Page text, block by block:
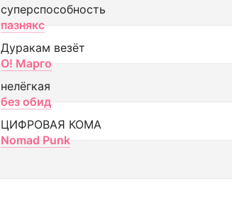
суперспособность
пазнякс
Дуракам везёт
О! Марго
нелёгкая
без обид
ЦИФРОВАЯ КОМА
Nomad Punk